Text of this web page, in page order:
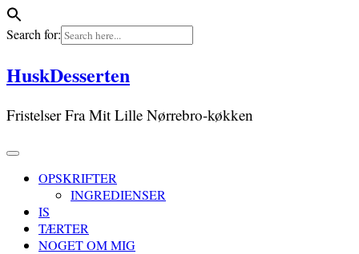
Search for:
Skip
to
HuskDesserten
Fristelser Fra Mit Lille Nørrebro-køkken
OPSKRIFTER
INGREDIENSER
IS
TÆRTER
NOGET OM MIG